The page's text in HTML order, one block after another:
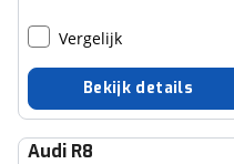
Vergelijk
Bekijk details
Audi R8